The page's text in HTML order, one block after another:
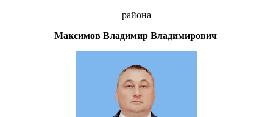
района
Максимов Владимир Владимирович